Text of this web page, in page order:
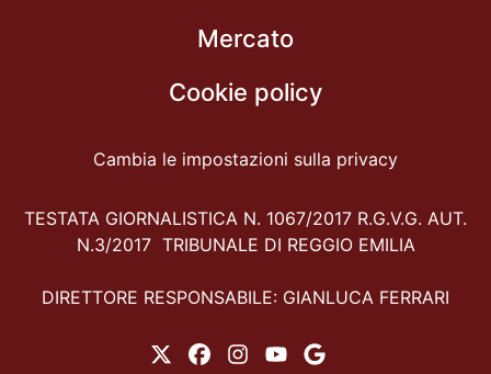
Mercato
Cookie policy
Cambia le impostazioni sulla privacy
TESTATA GIORNALISTICA N. 1067/2017 R.G.V.G. AUT.
N.3/2017 TRIBUNALE DI REGGIO EMILIA
DIRETTORE RESPONSABILE: GIANLUCA FERRARI